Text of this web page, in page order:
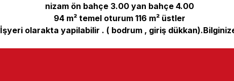
nizam ön bahçe 3.00 yan bahçe 4.00
94 m² temel oturum 116 m² üstler
İşyeri olarakta yapilabilir . ( bodrum , giriş